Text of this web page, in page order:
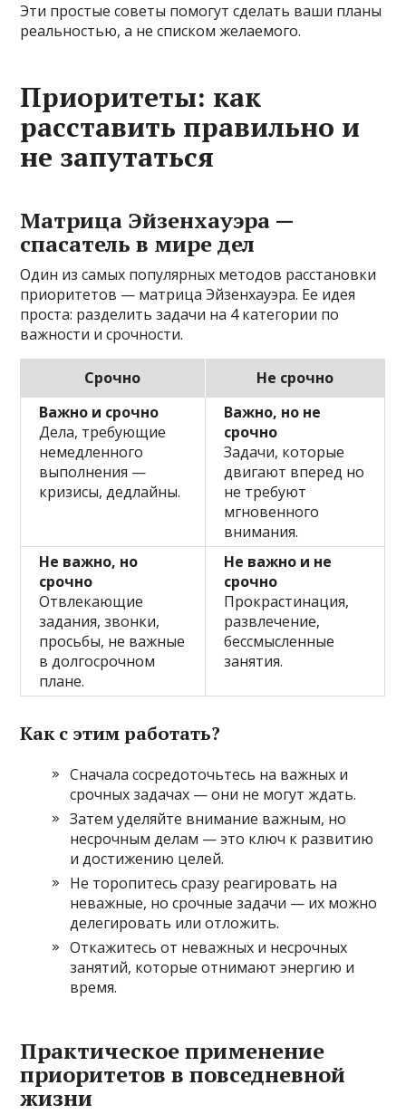
Эти простые советы помогут сделать ваши планы
реальностью, а не списком желаемого.
Приоритеты: как
расставить правильно и
не запутаться
Матрица Эйзенхауэра —
спасатель в мире дел
Один из самых популярных методов расстановки
приоритетов — матрица Эйзенхауэра. Ее идея
проста: разделить задачи на 4 категории по
важности и срочности.
Срочно
Не срочно
Важно и срочно
Дела, требующие
немедленного
выполнения —
кризисы, дедлайны.
Важно, но не
срочно
Задачи, которые
двигают вперед но
не требуют
мгновенного
внимания.
Не важно, но
срочно
Отвлекающие
задания, звонки,
просьбы, не важные
в долгосрочном
плане.
Не важно и не
срочно
Прокрастинация,
развлечение,
бессмысленные
занятия.
Как с этим работать?
Сначала сосредоточьтесь на важных и
срочных задачах — они не могут ждать.
Затем уделяйте внимание важным, но
несрочным делам — это ключ к развитию
и достижению целей.
Не торопитесь сразу реагировать на
неважные, но срочные задачи — их можно
делегировать или отложить.
Откажитесь от неважных и несрочных
занятий, которые отнимают энергию и
время.
Практическое применение
приоритетов в повседневной
жизни